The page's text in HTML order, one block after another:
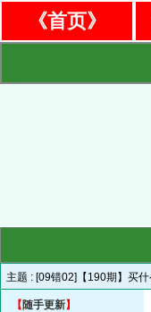
《首页》
主题 : [09错02]【190期】买
【 随手更新】